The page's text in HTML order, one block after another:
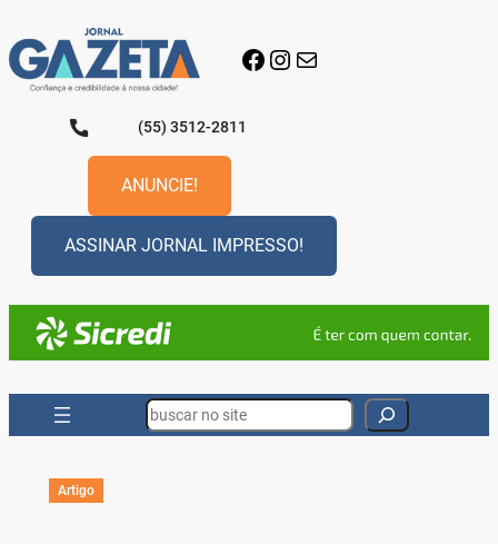
para
o
conteúdo
Facebook
Instagram
E-mail
(55) 3512-2811
ANUNCIE!
ASSINAR JORNAL IMPRESSO!
Search
Artigo